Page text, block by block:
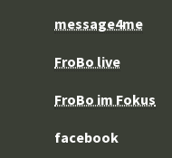
message4me
FroBo live
FroBo im Fokus
facebook